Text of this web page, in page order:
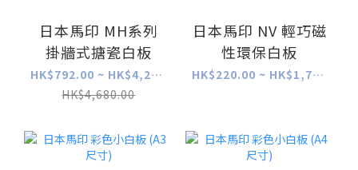
日本馬印 MH系列
掛牆式搪瓷白板
HK$792.00 ~ HK$4,212.00
HK$4,680.00
日本馬印 NV 輕巧磁
性環保白板
HK$220.00 ~ HK$1,750.00